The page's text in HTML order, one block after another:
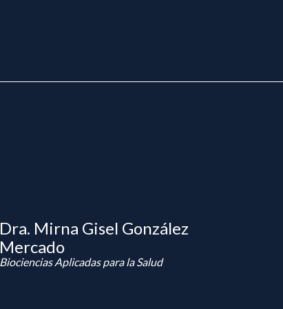
Dra. Mirna Gisel González
Mercado
Biociencias Aplicadas para la Salud